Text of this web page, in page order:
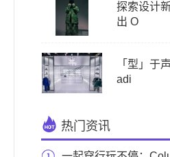
探索设计
出 O
「型」于
adi
热门资讯